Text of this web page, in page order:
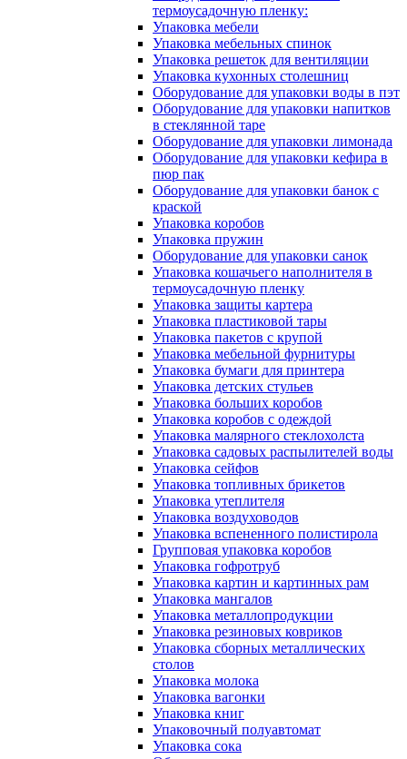
термоусадочную пленку:
Упаковка мебели
Упаковка мебельных спинок
Упаковка решеток для вентиляции
Упаковка кухонных столешниц
Оборудование для упаковки воды в пэт
Оборудование для упаковки напитков
в стеклянной таре
Оборудование для упаковки лимонада
Оборудование для упаковки кефира в
пюр пак
Оборудование для упаковки банок с
краской
Упаковка коробов
Упаковка пружин
Оборудование для упаковки санок
Упаковка кошачьего наполнителя в
термоусадочную пленку
Упаковка защиты картера
Упаковка пластиковой тары
Упаковка пакетов с крупой
Упаковка мебельной фурнитуры
Упаковка бумаги для принтера
Упаковка детских стульев
Упаковка больших коробов
Упаковка коробов с одеждой
Упаковка малярного стеклохолста
Упаковка садовых распылителей воды
Упаковка сейфов
Упаковка топливных брикетов
Упаковка утеплителя
Упаковка воздуховодов
Упаковка вспененного полистирола
Групповая упаковка коробов
Упаковка гофротруб
Упаковка картин и картинных рам
Упаковка мангалов
Упаковка металлопродукции
Упаковка резиновых ковриков
Упаковка сборных металлических
столов
Упаковка молока
Упаковка вагонки
Упаковка книг
Упаковочный полуавтомат
Упаковка сока